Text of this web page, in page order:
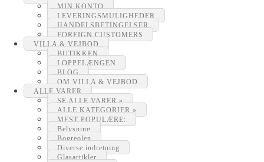
MIN KONTO
LEVERINGSMULIGHEDER
HANDELSBETINGELSER
FOREIGN CUSTOMERS
VILLA & VEJBOD
BUTIKKEN
LOPPELÆNGEN
BLOG
OM VILLA & VEJBOD
ALLE VARER
SE ALLE VARER »
ALLE KATEGORIER »
MEST POPULÆRE:
Belysning
Bogreolen
Diverse indretning
Glasartikler